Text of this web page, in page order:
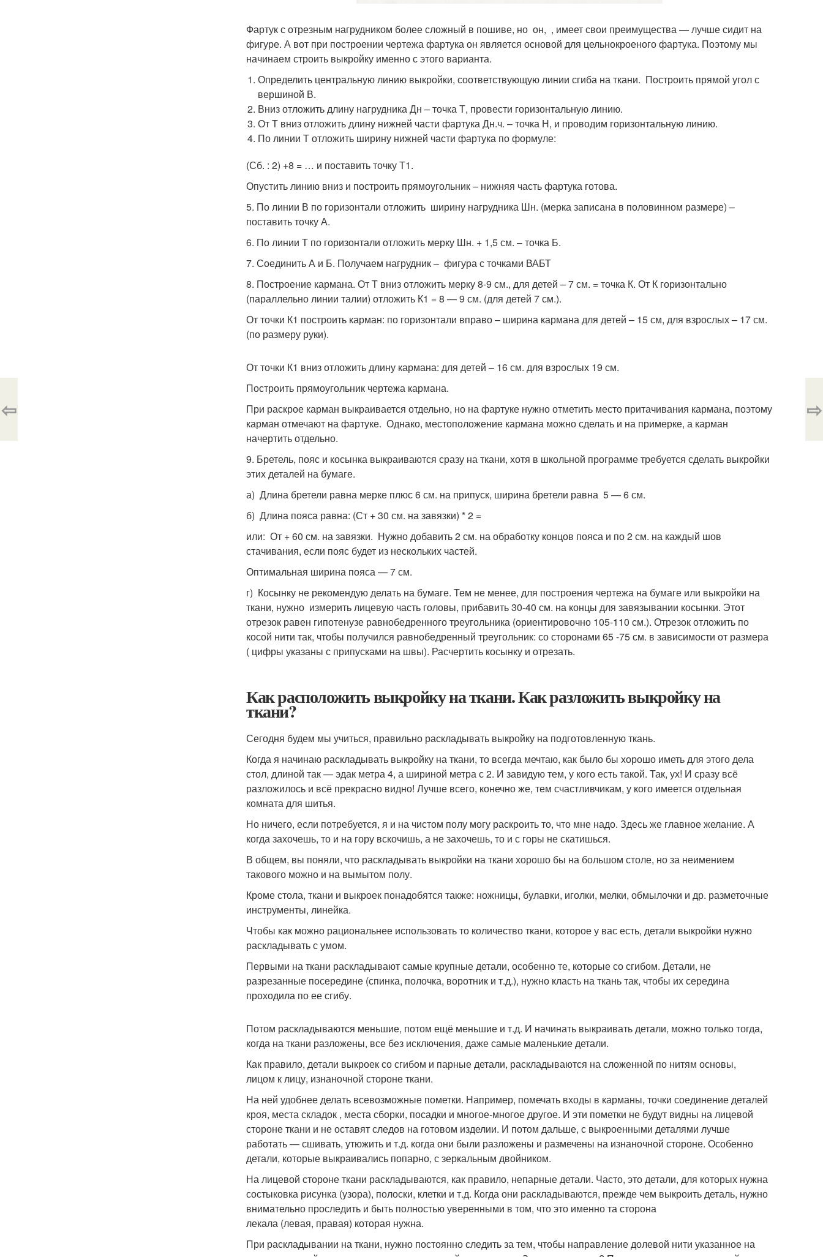
Фартук с отрезным нагрудником более сложный в пошиве, но он, , имеет свои преимущества — лучше сидит на
фигуре. А вот при построении чертежа фартука он является основой для цельнокроеного фартука. Поэтому мы
начинаем строить выкройку именно с этого варианта.
Определить центральную линию выкройки, соответствующую линии сгиба на ткани. Построить прямой угол с
вершиной В.
Вниз отложить длину нагрудника Дн – точка Т, провести горизонтальную линию.
От Т вниз отложить длину нижней части фартука Дн.ч. – точка Н, и проводим горизонтальную линию.
По линии Т отложить ширину нижней части фартука по формуле:
(Сб. : 2) +8 = … и поставить точку Т1.
Опустить линию вниз и построить прямоугольник – нижняя часть фартука готова.
5. По линии В по горизонтали отложить ширину нагрудника Шн. (мерка записана в половинном размере) –
поставить точку А.
6. По линии Т по горизонтали отложить мерку Шн. + 1,5 см. – точка Б.
7. Соединить А и Б. Получаем нагрудник – фигура с точками ВАБТ
8. Построение кармана. От Т вниз отложить мерку 8-9 см., для детей – 7 см. = точка К. От К горизонтально
(параллельно линии талии) отложить К1 = 8 — 9 см. (для детей 7 см.).
От точки К1 построить карман: по горизонтали вправо – ширина кармана для детей – 15 см, для взрослых – 17 см.
(по размеру руки).
От точки К1 вниз отложить длину кармана: для детей – 16 см. для взрослых 19 см.
Построить прямоугольник чертежа кармана.
При раскрое карман выкраивается отдельно, но на фартуке нужно отметить место притачивания кармана, поэтому
карман отмечают на фартуке. Однако, местоположение кармана можно сделать и на примерке, а карман
начертить отдельно.
9. Бретель, пояс и косынка выкраиваются сразу на ткани, хотя в школьной программе требуется сделать выкройки
этих деталей на бумаге.
а) Длина бретели равна мерке плюс 6 см. на припуск, ширина бретели равна 5 — 6 см.
б) Длина пояса равна: (Ст + 30 см. на завязки) * 2 =
или: От + 60 см. на завязки. Нужно добавить 2 см. на обработку концов пояса и по 2 см. на каждый шов
стачивания, если пояс будет из нескольких частей.
Оптимальная ширина пояса — 7 см.
г) Косынку не рекомендую делать на бумаге. Тем не менее, для построения чертежа на бумаге или выкройки на
ткани, нужно измерить лицевую часть головы, прибавить 30-40 см. на концы для завязывании косынки. Этот
отрезок равен гипотенузе равнобедренного треугольника (ориентировочно 105-110 см.). Отрезок отложить по
косой нити так, чтобы получился равнобедренный треугольник: со сторонами 65 -75 см. в зависимости от размера
( цифры указаны с припусками на швы). Расчертить косынку и отрезать.
Как расположить выкройку на ткани. Как разложить выкройку на
ткани?
Сегодня будем мы учиться, правильно раскладывать выкройку на подготовленную ткань.
Когда я начинаю раскладывать выкройку на ткани, то всегда мечтаю, как было бы хорошо иметь для этого дела
стол, длиной так — эдак метра 4, а шириной метра с 2. И завидую тем, у кого есть такой. Так, ух! И сразу всё
разложилось и всё прекрасно видно! Лучше всего, конечно же, тем счастливчикам, у кого имеется отдельная
комната для шитья.
Но ничего, если потребуется, я и на чистом полу могу раскроить то, что мне надо. Здесь же главное желание. А
когда захочешь, то и на гору вскочишь, а не захочешь, то и с горы не скатишься.
В общем, вы поняли, что раскладывать выкройки на ткани хорошо бы на большом столе, но за неимением
такового можно и на вымытом полу.
Кроме стола, ткани и выкроек понадобятся также: ножницы, булавки, иголки, мелки, обмылочки и др. разметочные
инструменты, линейка.
Чтобы как можно рациональнее использовать то количество ткани, которое у вас есть, детали выкройки нужно
раскладывать с умом.
Первыми на ткани раскладывают самые крупные детали, особенно те, которые со сгибом. Детали, не
разрезанные посередине (спинка, полочка, воротник и т.д.), нужно класть на ткань так, чтобы их середина
проходила по ее сгибу.
Потом раскладываются меньшие, потом ещё меньшие и т.д. И начинать выкраивать детали, можно только тогда,
когда на ткани разложены, все без исключения, даже самые маленькие детали.
Как правило, детали выкроек со сгибом и парные детали, раскладываются на сложенной по нитям основы,
лицом к лицу, изнаночной стороне ткани.
На ней удобнее делать всевозможные пометки. Например, помечать входы в карманы, точки соединение деталей
кроя, места складок , места сборки, посадки и многое-многое другое. И эти пометки не будут видны на лицевой
стороне ткани и не оставят следов на готовом изделии. И потом дальше, с выкроенными деталями лучше
работать — сшивать, утюжить и т.д. когда они были разложены и размечены на изнаночной стороне. Особенно
детали, которые выкраивались попарно, с зеркальным двойником.
На лицевой стороне ткани раскладываются, как правило, непарные детали. Часто, это детали, для которых нужна
состыковка рисунка (узора), полоски, клетки и т.д. Когда они раскладываются, прежде чем выкроить деталь, нужно
внимательно проследить и быть полностью уверенными в том, что это именно та сторона
лекала (левая, правая) которая нужна.
При раскладывании на ткани, нужно постоянно следить за тем, чтобы направление долевой нити указанное на
⇦ ⇨